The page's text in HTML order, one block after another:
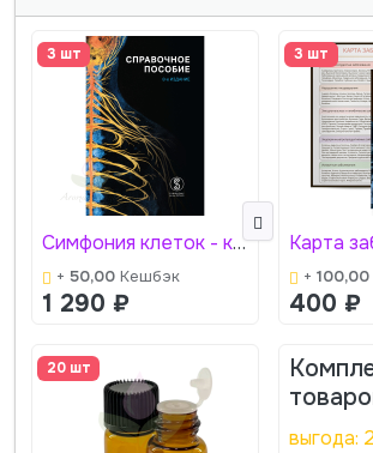
3 шт
Симфония клеток - книга - справочное пособие, 8-е издание (2026) Литература
+ 50,00Кешбэк
1 290 ₽
3 шт
+ 100,00
400 ₽
20 шт
выгода: